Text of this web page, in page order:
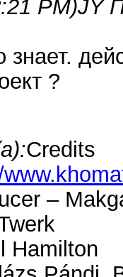
PM)JY
знает.
?
Credits
–
Hamilton